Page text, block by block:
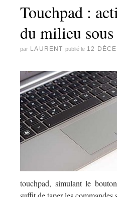
Touchpad :
du milieu
par LAURENT publié le 12
touchpad, simulant le